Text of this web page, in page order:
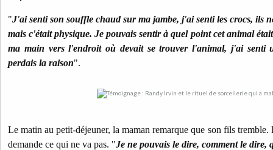
"J'ai senti son souffle chaud sur ma jambe, j'ai senti les crocs, ils
mais c'était physique. Je pouvais sentir à quel point cet animal
ma main vers l'endroit où devait se trouver l'animal, j'ai senti
perdais la raison".
Le matin au petit-déjeuner, la maman remarque que son fils
demande ce qui ne va pas. "Je ne pouvais le dire, comment le dire,